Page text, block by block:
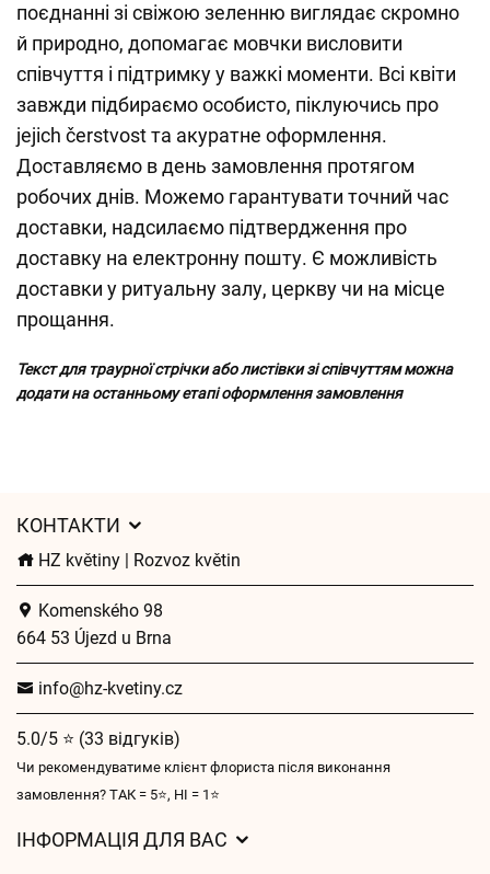
поєднанні зі свіжою зеленню виглядає скромно
й природно, допомагає мовчки висловити
співчуття і підтримку у важкі моменти. Всі квіти
завжди підбираємо особисто, піклуючись про
jejich čerstvost та акуратне оформлення.
Доставляємо в день замовлення протягом
робочих днів. Можемо гарантувати точний час
доставки, надсилаємо підтвердження про
доставку на електронну пошту. Є можливість
доставки у ритуальну залу, церкву чи на місце
прощання.
Текст для траурної стрічки або листівки зі співчуттям можна
додати на останньому етапі оформлення замовлення
КОНТАКТИ
HZ květiny | Rozvoz květin
Komenského 98
664 53 Újezd u Brna
info@hz-kvetiny.cz
5.0/5 ⭐ (33 відгуків)
Чи рекомендуватиме клієнт флориста після виконання
замовлення? ТАК = 5⭐, НІ = 1⭐
ІНФОРМАЦІЯ ДЛЯ ВАС